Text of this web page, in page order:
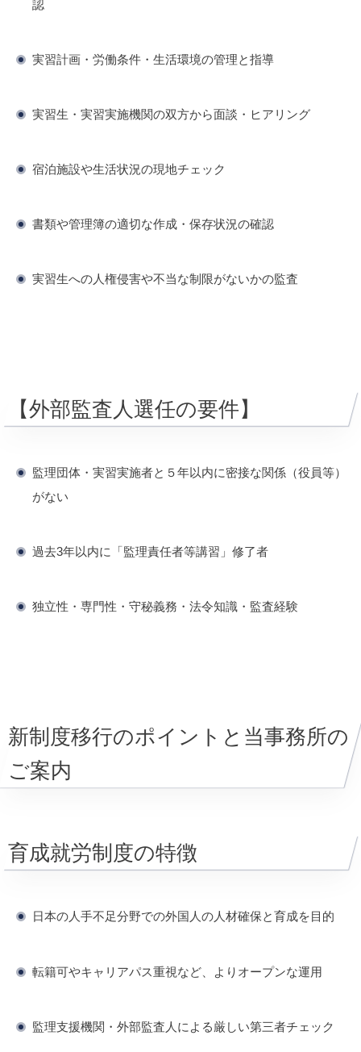
認
実習計画・労働条件・生活環境の管理と指導
実習生・実習実施機関の双方から面談・ヒアリング
宿泊施設や生活状況の現地チェック
書類や管理簿の適切な作成・保存状況の確認
実習生への人権侵害や不当な制限がないかの監査
【外部監査人選任の要件】
監理団体・実習実施者と５年以内に密接な関係（役員等）
がない
過去3年以内に「監理責任者等講習」修了者
独立性・専門性・守秘義務・法令知識・監査経験
新制度移行のポイントと当事務所の
ご案内
育成就労制度の特徴
日本の人手不足分野での外国人の人材確保と育成を目的
転籍可やキャリアパス重視など、よりオープンな運用
監理支援機関・外部監査人による厳しい第三者チェック